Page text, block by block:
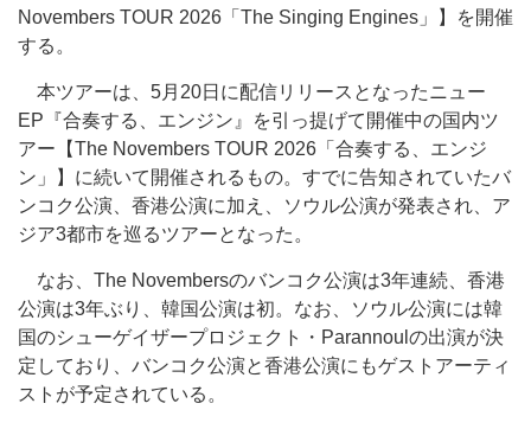
Novembers TOUR 2026「The Singing Engines」】を開催
する。
本ツアーは、5月20日に配信リリースとなったニュー
EP『合奏する、エンジン』を引っ提げて開催中の国内ツ
アー【The Novembers TOUR 2026「合奏する、エンジ
ン」】に続いて開催されるもの。すでに告知されていたバ
ンコク公演、香港公演に加え、ソウル公演が発表され、ア
ジア3都市を巡るツアーとなった。
なお、The Novembersのバンコク公演は3年連続、香港
公演は3年ぶり、韓国公演は初。なお、ソウル公演には韓
国のシューゲイザープロジェクト・Parannoulの出演が決
定しており、バンコク公演と香港公演にもゲストアーティ
ストが予定されている。